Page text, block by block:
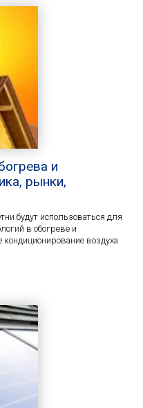
и
рынки,
будут использоваться для
в обогреве и
воздуха